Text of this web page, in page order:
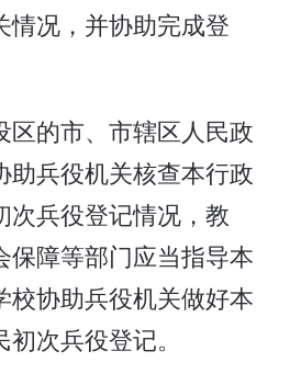
情况，并协助完成登
区的市、市辖区人民政
助兵役机关核查本行政
次兵役登记情况，教
保障等部门应当指导本
校协助兵役机关做好本
次兵役登记。